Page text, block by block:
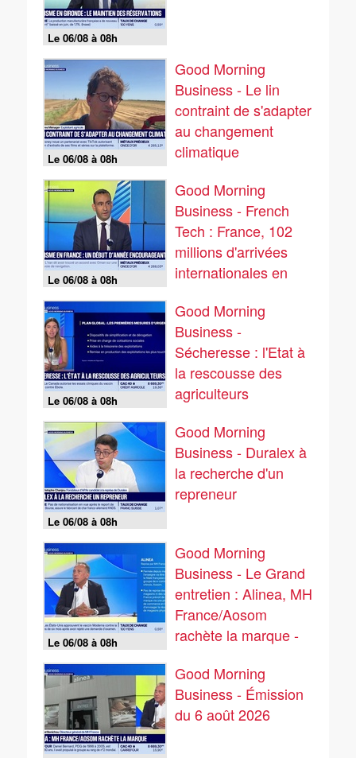
Le 06/08 à 08h
Le 06/08 à 08h
Good Morning
Business - Le lin
contraint de s'adapter
au changement
climatique
Le 06/08 à 08h
Good Morning
Business - French
Tech : France, 102
millions d'arrivées
internationales en
Le 06/08 à 08h
Good Morning
Business -
Sécheresse : l'Etat à
la rescousse des
agriculteurs
Le 06/08 à 08h
Good Morning
Business - Duralex à
la recherche d'un
repreneur
Le 06/08 à 08h
Good Morning
Business - Le Grand
entretien : Alinea, MH
France/Aosom
rachète la marque -
Good Morning
Business - Émission
du 6 août 2026